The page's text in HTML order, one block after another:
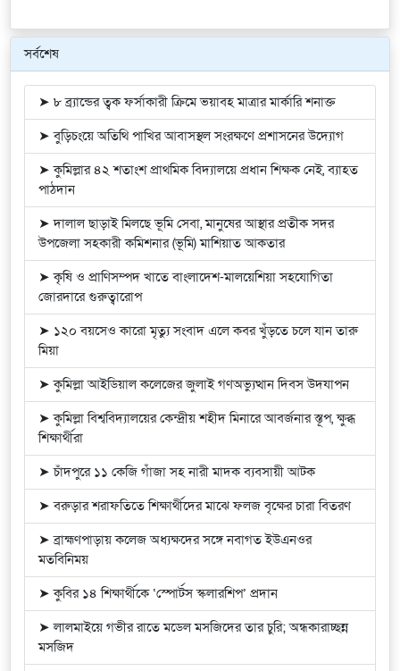
সর্বশেষ
➤ ৮ ব্র্যান্ডের ত্বক ফর্সাকারী ক্রিমে ভয়াবহ মাত্রার মার্কারি শনাক্ত
➤ বুড়িচংয়ে অতিথি পাখির আবাসস্থল সংরক্ষণে প্রশাসনের উদ্যোগ
➤ কুমিল্লার ৪২ শতাংশ প্রাথমিক বিদ্যালয়ে প্রধান শিক্ষক নেই, ব্যাহত
পাঠদান
➤ দালাল ছাড়াই মিলছে ভূমি সেবা, মানুষের আস্থার প্রতীক সদর
উপজেলা সহকারী কমিশনার (ভূমি) মাশিয়াত আকতার
➤ কৃষি ও প্রাণিসম্পদ খাতে বাংলাদেশ-মালয়েশিয়া সহযোগিতা
জোরদারে গুরুত্বারোপ
➤ ১২০ বয়সেও কারো মৃত্যু সংবাদ এলে কবর খুঁড়তে চলে যান তারু
মিয়া
➤ কুমিল্লা আইডিয়াল কলেজের জুলাই গণঅভ্যুত্থান দিবস উদযাপন
➤ কুমিল্লা বিশ্ববিদ্যালয়ের কেন্দ্রীয় শহীদ মিনারে আবর্জনার স্তূপ, ক্ষুব্ধ
শিক্ষার্থীরা
➤ চাঁদপুরে ১১ কেজি গাঁজা সহ নারী মাদক ব্যবসায়ী আটক
➤ বরুড়ার শরাফতিতে শিক্ষার্থীদের মাঝে ফলজ বৃক্ষের চারা বিতরণ
➤ ব্রাহ্মণপাড়ায় কলেজ অধ্যক্ষদের সঙ্গে নবাগত ইউএনওর
মতবিনিময়
➤ কুবির ১৪ শিক্ষার্থীকে ‘স্পোর্টস স্কলারশিপ’ প্রদান
➤ লালমাইয়ে গভীর রাতে মডেল মসজিদের তার চুরি; অন্ধকারাচ্ছন্ন
মসজিদ